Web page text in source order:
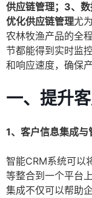
供应链管理；3、
优化供应链管理尤
农林牧渔产品的全
节都能得到实时监
和响应速度，确保
一、提升
1、客户信息集成与
智能CRM系统可以
等整合到一个平台
集成不仅可以帮助